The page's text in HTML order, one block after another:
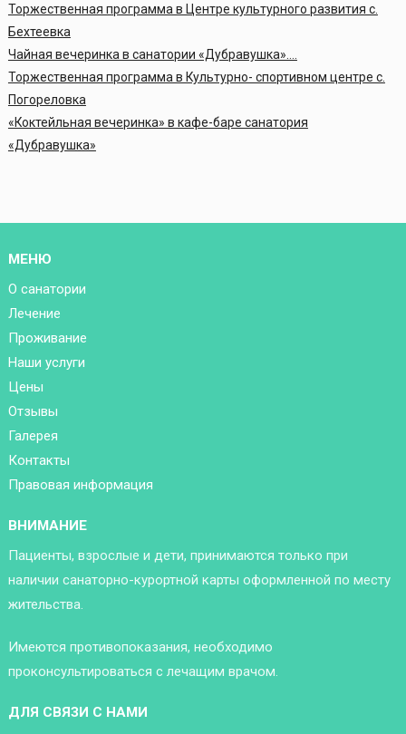
Торжественная программа в Центре культурного развития с.
Бехтеевка
Чайная вечеринка в санатории «Дубравушка»….
Торжественная программа в Культурно- спортивном центре с.
Погореловка
«Коктейльная вечеринка» в кафе-баре санатория
«Дубравушка»
МЕНЮ
О санатории
Лечение
Проживание
Наши услуги
Цены
Отзывы
Галерея
Контакты
Правовая информация
ВНИМАНИЕ
Пациенты, взрослые и дети, принимаются только при
наличии санаторно-курортной карты оформленной по месту
жительства.
Имеются противопоказания, необходимо
проконсультироваться с лечащим врачом.
ДЛЯ СВЯЗИ С НАМИ